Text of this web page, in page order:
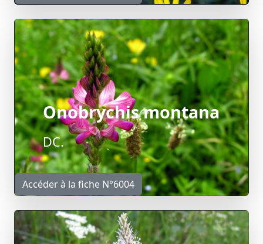
Onobrychis montana
DC.
Accéder à la fiche N°6004